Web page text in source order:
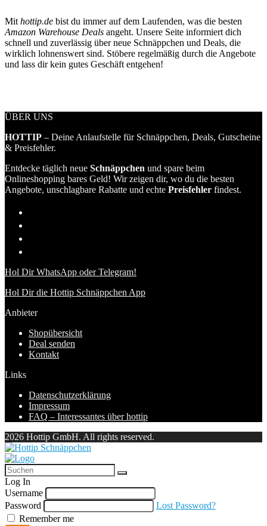
Mit hottip.de bist du immer auf dem Laufenden, was die besten
Amazon Warehouse Deals angeht. Unsere Seite informiert dich
schnell und zuverlässig über neue Schnäppchen und Deals, die
wirklich lohnenswert sind. Stöbere regelmäßig durch die Angebote
und lass dir kein gutes Geschäft entgehen!
ÜBER UNS
HOTTIP – Deine Anlaufstelle für Schnäppchen, Deals, Gutscheine
& Preisfehler.
Entdecke täglich neue Schnäppchen und spare beim
Onlineshopping bares Geld! Wir zeigen dir, wo du die besten
Angebote, unschlagbare Rabatte und echte Preisfehler findest.
Hol Dir WhatsApp oder Telegram!
Hol Dir die Hottip Schnäppchen App
Anbieter
Shopübersicht
Deal senden
Kontakt
Links
Datenschutzerklärung
Impressum
FAQ – Interessantes über hottip
2026 Hottip GmbH. All rights reserved.
Log In
Username
Password
Lost Password?
Remember me